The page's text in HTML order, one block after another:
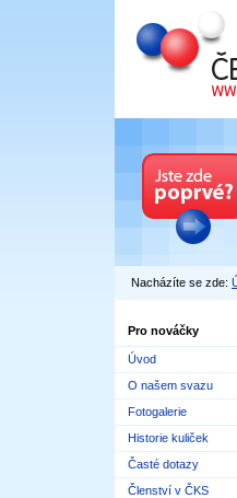
Český
Nacházíte se zde:
Pro nováčky
Úvod
O našem svazu
Fotogalerie
Historie kuliček
Časté dotazy
Členství v ČKS